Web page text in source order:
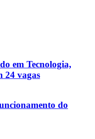
em Tecnologia,
24 vagas
do